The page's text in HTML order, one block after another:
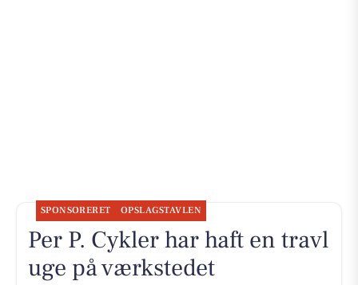
SPONSORERET OPSLAGSTAVLEN
Per P. Cykler har haft en travl
uge på værkstedet